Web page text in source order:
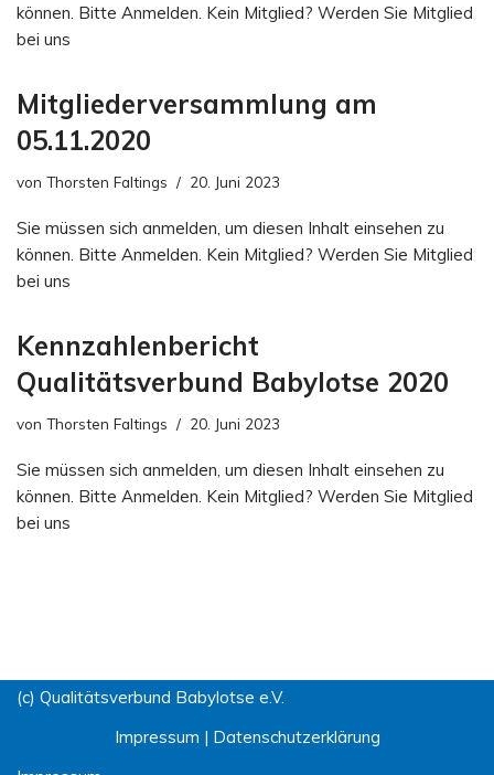
können. Bitte Anmelden. Kein Mitglied? Werden Sie Mitglied
bei uns
Mitgliederversammlung am
05.11.2020
von Thorsten Faltings 20. Juni 2023
Sie müssen sich anmelden, um diesen Inhalt einsehen zu
können. Bitte Anmelden. Kein Mitglied? Werden Sie Mitglied
bei uns
Kennzahlenbericht
Qualitätsverbund Babylotse 2020
von Thorsten Faltings 20. Juni 2023
Sie müssen sich anmelden, um diesen Inhalt einsehen zu
können. Bitte Anmelden. Kein Mitglied? Werden Sie Mitglied
bei uns
(c) Qualitätsverbund Babylotse e.V.
Impressum | Datenschutzerklärung